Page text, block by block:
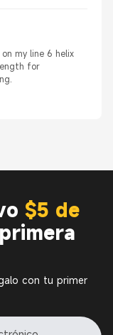
my line 6 helix
for
$5 de
con tu primer